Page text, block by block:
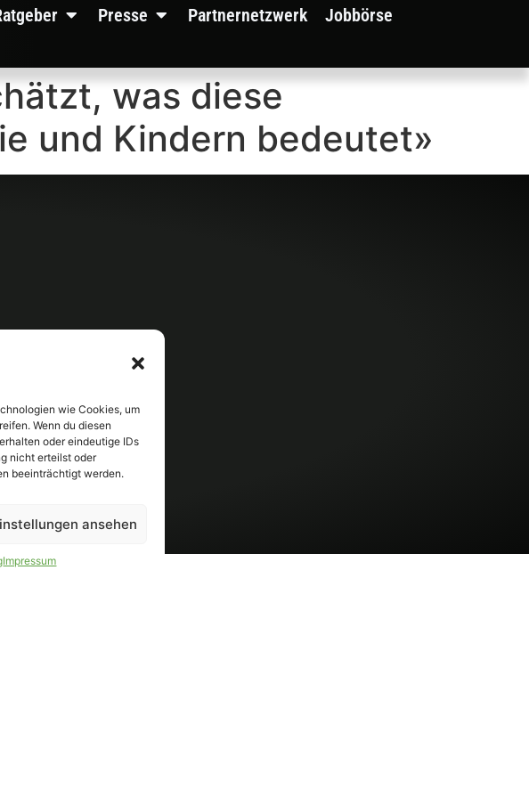
wie Cookies, um
Wenn du diesen
oder eindeutige IDs
nicht erteilst oder
beeinträchtigt werden.
ansehen
Impressum
Presse Partnernetzwerk Jobbörse
was diese
und Kindern bedeutet»